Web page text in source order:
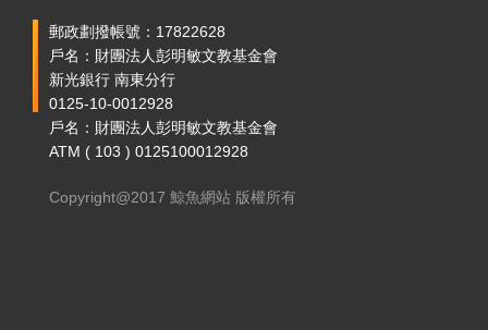
郵政劃撥帳號：17822628
戶名：財團法人彭明敏文教基金會
新光銀行 南東分行
0125-10-0012928
戶名：財團法人彭明敏文教基金會
ATM ( 103 ) 0125100012928
Copyright@2017 鯨魚網站 版權所有